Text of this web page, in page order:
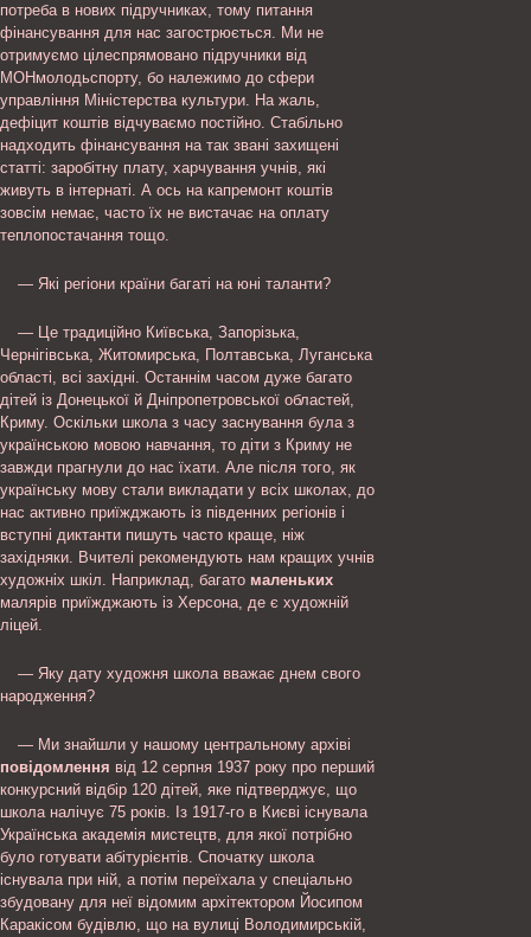
потреба в нових підручниках, тому питання
фінансування для нас загострюється. Ми не
отримуємо цілеспрямовано підручники від
МОНмолодьспорту, бо належимо до сфери
управління Міністерства культури. На жаль,
дефіцит коштів відчуваємо постійно. Стабільно
надходить фінансування на так звані захищені
статті: заробітну плату, харчування учнів, які
живуть в інтернаті. А ось на капремонт коштів
зовсім немає, часто їх не вистачає на оплату
теплопостачання тощо.
— Які регіони країни багаті на юні таланти?
— Це традиційно Київська, Запорізька,
Чернігівська, Житомирська, Полтавська, Луганська
області, всі західні. Останнім часом дуже багато
дітей із Донецької й Дніпропетровської областей,
Криму. Оскільки школа з часу заснування була з
українською мовою навчання, то діти з Криму не
завжди прагнули до нас їхати. Але після того, як
українську мову стали викладати у всіх школах, до
нас активно приїжджають із південних регіонів і
вступні диктанти пишуть часто краще, ніж
західняки. Вчителі рекомендують нам кращих учнів
художніх шкіл. Наприклад, багато маленьких
малярів приїжджають із Херсона, де є художній
ліцей.
— Яку дату художня школа вважає днем свого
народження?
— Ми знайшли у нашому центральному архіві
повідомлення від 12 серпня 1937 року про перший
конкурсний відбір 120 дітей, яке підтверджує, що
школа налічує 75 років. Із 1917-го в Києві існувала
Українська академія мистецтв, для якої потрібно
було готувати абітурієнтів. Спочатку школа
існувала при ній, а потім переїхала у спеціально
збудовану для неї відомим архітектором Йосипом
Каракісом будівлю, що на вулиці Володимирській,